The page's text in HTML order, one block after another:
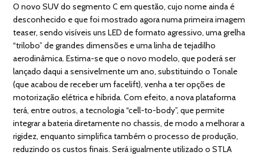
O novo SUV do segmento C em questão, cujo nome ainda é
desconhecido e que foi mostrado agora numa primeira imagem
teaser, sendo visíveis uns LED de formato agressivo, uma grelha
“trilobo” de grandes dimensões e uma linha de tejadilho
aerodinâmica. Estima-se que o novo modelo, que poderá ser
lançado daqui a sensivelmente um ano, substituindo o Tonale
(que acabou de receber um facelift), venha a ter opções de
motorização elétrica e híbrida. Com efeito, a nova plataforma
terá, entre outros, a tecnologia “cell-to-body”, que permite
integrar a bateria diretamente no chassis, de modo a melhorar a
rigidez, enquanto simplifica também o processo de produção,
reduzindo os custos finais. Será igualmente utilizado o STLA